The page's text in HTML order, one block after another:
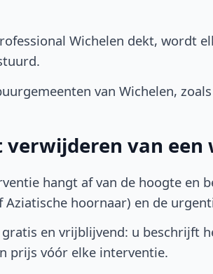
Wichelen dekt, wordt
van Wichelen,
van een
hangt af van de hoogte en
Aziatische hoornaar) en de
gratis en vrijblijvend: u beschrijft
prijs vóór elke interventie.